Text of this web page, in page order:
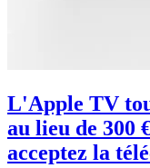
L'Apple TV
au lieu de 300
acceptez la